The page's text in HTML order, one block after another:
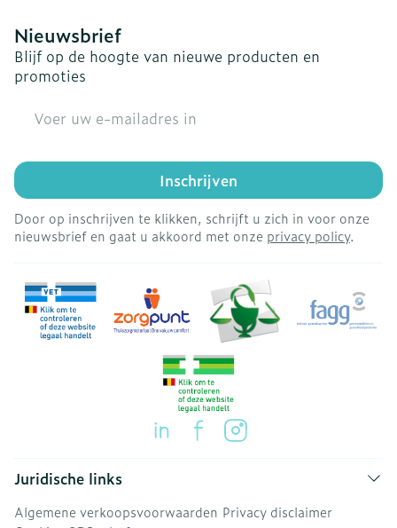
Nieuwsbrief
Blijf op de hoogte van nieuwe producten en
promoties
Inschrijven
Door op inschrijven te klikken, schrijft u zich in voor onze
nieuwsbrief en gaat u akkoord met onze privacy policy.
Juridische links
Algemene verkoopsvoorwaarden Privacy disclaimer